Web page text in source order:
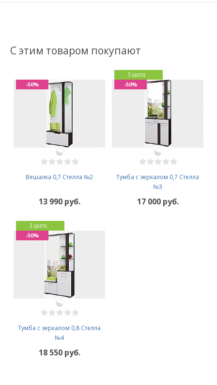
С этим товаром покупают
Вешалка 0,7 Стелла №2
13 990 руб.
-50%
Тумба с зеркалом 0,7 Стелла
№3
3 цвета
17 000 руб.
-50%
Тумба с зеркалом 0,8 Стелла
№4
3 цвета
18 550 руб.
-50%